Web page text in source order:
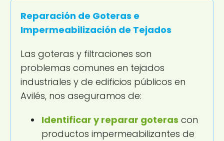
Reparación de Goteras e
Impermeabilización de Tejados
Las goteras y filtraciones son
problemas comunes en tejados
industriales y de edificios públicos en
Avilés, nos aseguramos de:
Identificar y reparar goteras con
productos impermeabilizantes de